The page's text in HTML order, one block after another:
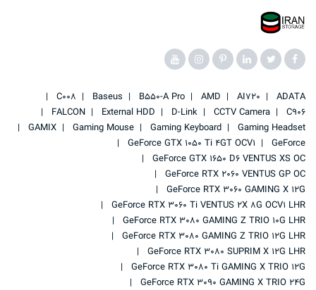
ADATA
AI720
AMD
B550-A Pro
Baseus
C008
C906
CCTV Camera
D-Link
External HDD
FALCON
Gaming Headset
Gaming Keyboard
Gaming Mouse
GAMIX
GeForce
GeForce GTX 1050 Ti 4GT OCV1
GeForce GTX 1650 D6 VENTUS XS OC
GeForce RTX 2060 VENTUS GP OC
GeForce RTX 3060 GAMING X 12G
GeForce RTX 3060 Ti VENTUS 2X 8G OCV1 LHR
GeForce RTX 3080 GAMING Z TRIO 10G LHR
GeForce RTX 3080 GAMING Z TRIO 12G LHR
GeForce RTX 3080 SUPRIM X 12G LHR
GeForce RTX 3080 Ti GAMING X TRIO 12G
GeForce RTX 3090 GAMING X TRIO 24G